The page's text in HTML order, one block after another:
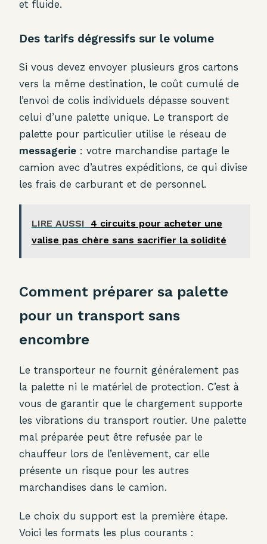
et fluide.
Des tarifs dégressifs sur le volume
Si vous devez envoyer plusieurs gros cartons
vers la même destination, le coût cumulé de
l’envoi de colis individuels dépasse souvent
celui d’une palette unique. Le transport de
palette pour particulier utilise le réseau de
messagerie : votre marchandise partage le
camion avec d’autres expéditions, ce qui divise
les frais de carburant et de personnel.
LIRE AUSSI
4 circuits pour acheter une
valise pas chère sans sacrifier la solidité
Comment préparer sa palette
pour un transport sans
encombre
Le transporteur ne fournit généralement pas
la palette ni le matériel de protection. C’est à
vous de garantir que le chargement supporte
les vibrations du transport routier. Une palette
mal préparée peut être refusée par le
chauffeur lors de l’enlèvement, car elle
présente un risque pour les autres
marchandises dans le camion.
Le choix du support est la première étape.
Voici les formats les plus courants :